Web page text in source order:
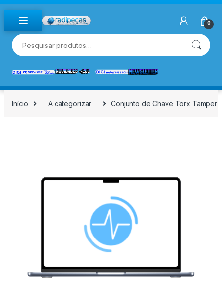
Skip to navigation
Skip to content
0
Pesquisar por:
Início A categorizar Conjunto de Chave Torx Tamper